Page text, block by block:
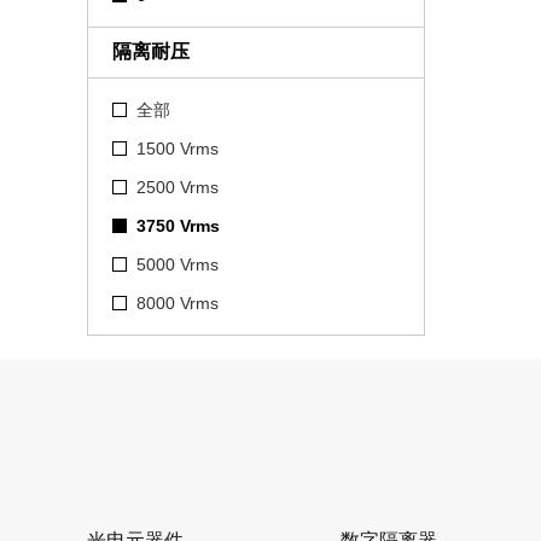
隔离耐压
全部
1500 Vrms
2500 Vrms
3750 Vrms
5000 Vrms
8000 Vrms